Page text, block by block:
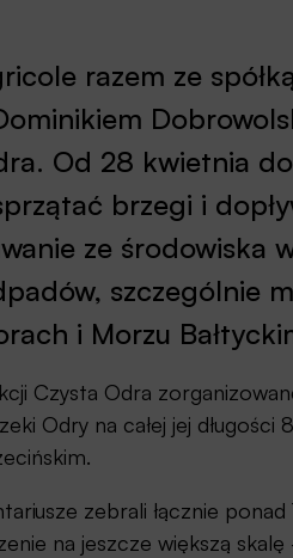
razem ze
Od 28 kwietnia
brzegi i
ze środowiska
szczególnie
i Morzu
Czysta Odra
Odry na całej jej
zebrali łącznie
na jeszcze większą